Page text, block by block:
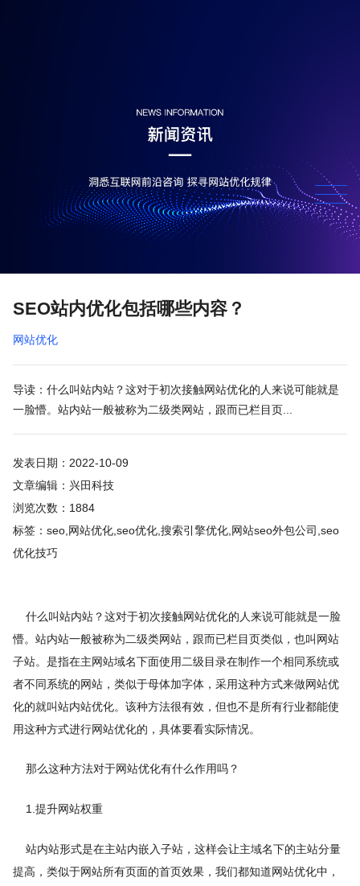
SEO站内优化包括哪些内容？
网站优化
导读：什么叫站内站？这对于初次接触网站优化的人来说可能就是
一脸懵。站内站一般被称为二级类网站，跟而已栏目页...
发表日期：2022-10-09
文章编辑：兴田科技
浏览次数：1884
标签：seo,网站优化,seo优化,搜索引擎优化,网站seo外包公司,seo
优化技巧
什么叫站内站？这对于初次接触网站优化的人来说可能就是一脸
懵。站内站一般被称为二级类网站，跟而已栏目页类似，也叫网站
子站。是指在主网站域名下面使用二级目录在制作一个相同系统或
者不同系统的网站，类似于母体加字体，采用这种方式来做网站优
化的就叫站内站优化。该种方法很有效，但也不是所有行业都能使
用这种方式进行网站优化的，具体要看实际情况。
那么这种方法对于网站优化有什么作用吗？
1.提升网站权重
站内站形式是在主站内嵌入子站，这样会让主域名下的主站分量
提高，类似于网站所有页面的首页效果，我们都知道网站优化中，